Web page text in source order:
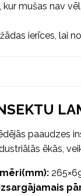
mušas nav
ierīces, lai
paaudzes
ēkās,